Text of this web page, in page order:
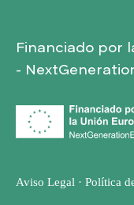
Financiado por
-
Aviso Legal · Política